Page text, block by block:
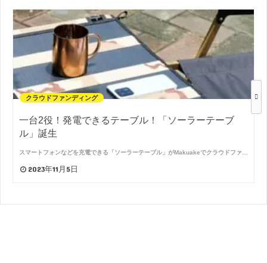
クラウドファンディング
一台2役！発電できるテーブル！「ソーラーテーブ
ル」誕生
スマートフォンなどを充電できる「ソーラーテーブル」がMakuakeでクラウドファ…
2023年11月5日